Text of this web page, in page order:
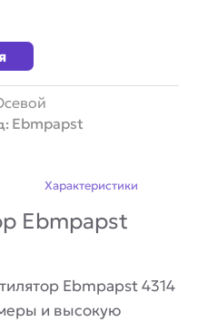
Ebmpapst
Характеристики
Ebmpapst
Ebmpapst 4314
и высокую